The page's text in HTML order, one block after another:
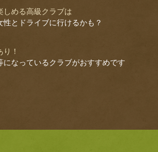
しめる高級クラブは
とドライブに行けるかも？
！
なっているクラブがおすすめです